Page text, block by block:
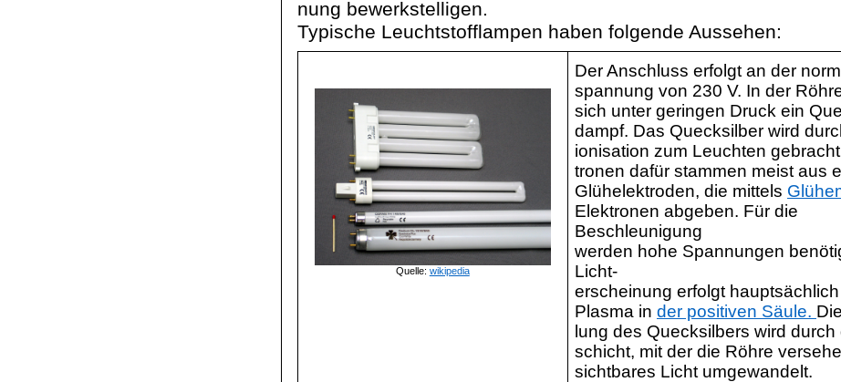
nung bewerkstelligen.
Typische Leuchtstofflampen haben folgende Aussehen:
Quelle: wikipedia
Der Anschluss erfolgt an der
spannung von 230 V. In der
sich unter geringen Druck ein
dampf. Das Quecksilber wird
ionisation zum Leuchten
tronen dafür stammen meist aus
Glühelektroden, die mittels
Elektronen abgeben. Für die
Beschleunigung
werden hohe Spannungen
Licht-
erscheinung erfolgt
Plasma in der positiven Säul e.
lung des Quecksilbers wird durch
schicht, mit der die Röhre
sichtbares Licht umgewandelt.